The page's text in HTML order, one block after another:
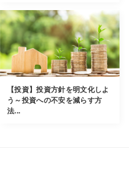
【投資】投資方針を明文化しよ
う～投資への不安を減らす方
法...